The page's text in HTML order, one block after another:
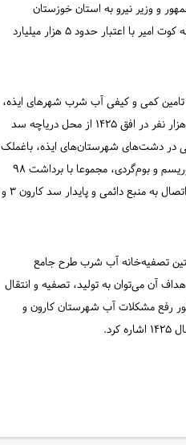
و وزیر نیرو به استان خوزستان
موافقتنامه اجرای ابر پروژه آبرسانی فدک با اعتبار ۱۴ هزار میلیارد تومان و تصفیه‌خانه کوت امیر با اعتبار حدود ۵ هزار میلیارد
کمی و کیفی آب شرب شهرهای ایذه،
باغملک، قلعه‌تل، میداوود، صیدون، رامهرمز و هفتکل و ۶۸‌۹ روستا با جمعیت۷۳۰ هزار نفر در افق ۱۴۲۵ از محل دریاچه سد
آبی در دشت‌های شهرستان‌های ایذه، باغملک
و قلعه‌تل با سطحی حدود ۱۸ هزار هکتار و ایجاد صنایع و شهرک‌های گردشگری و توریسم و بوم‌گردی، مجموعا با برداشت ۹۸
میلیون متر مکعب در سال آب از دریاچه سد کارون ۳، رفع تنش‌های آبی منطقه با اتصال به منبع دائمی و پایدار سد کارون ۳ و
۵ متر مکعب بر ثانیه، نخستین تصفیه‌خانه آب شرب طرح جامع
آن می‌توان به تولید، تصفیه و انتقال
به منظور رفع مشکلات آب شهرستان کارون و